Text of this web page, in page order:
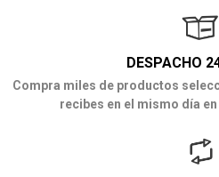
DESPACHO
Compra miles de productos
recibes en el mismo día